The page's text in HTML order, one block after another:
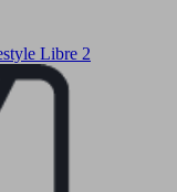
Libre 2